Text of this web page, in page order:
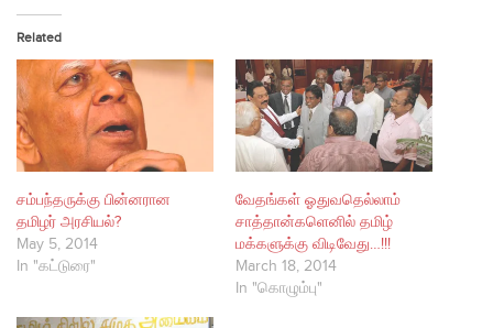
Related
சம்பந்தருக்கு பின்னரான
தமிழர் அரசியல்?
May 5, 2014
In "கட்டுரை"
வேதங்கள் ஓதுவதெல்லாம்
சாத்தான்களெனில் தமிழ்
மக்களுக்கு விடிவேது…!!!
March 18, 2014
In "கொழும்பு"